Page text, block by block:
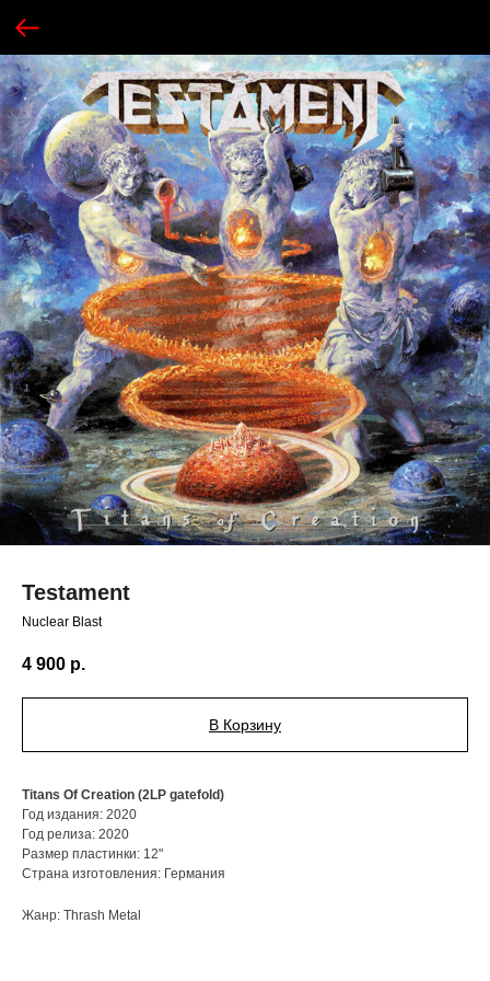
Testament
Nuclear Blast
4 900 р.
В Корзину
Titans Of Creation (2LP gatefold)
Год издания: 2020
Год релиза: 2020
Размер пластинки: 12"
Страна изготовления: Германия
Жанр: Thrash Metal